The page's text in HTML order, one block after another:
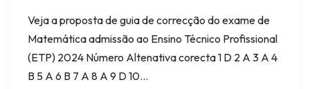
Veja a proposta de guia de correcção do exame de
Matemática admissão ao Ensino Técnico Profissional
(ETP) 2024 Número Altenativa corecta 1 D 2 A 3 A 4
B 5 A 6 B 7 A 8 A 9 D 10…